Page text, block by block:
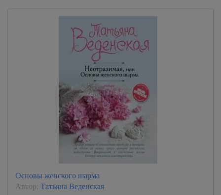
Основы женского шарма
Автор: Татьяна Веденская